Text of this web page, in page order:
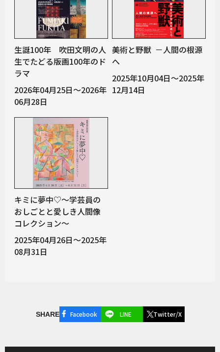
生誕100年 吹田文明の人
生でたどる版画100年のド
ラマ
2026年04月25日～2026年
06月28日
美術と野獣 －人間の根源
へ
2025年10月04日～2025年
12月14日
キミに夢中♡～学芸員の
おしごとと愛しき人間像
コレクション～
2025年04月26日～2025年
08月31日
SHARE Facebook LINE Twitter/X